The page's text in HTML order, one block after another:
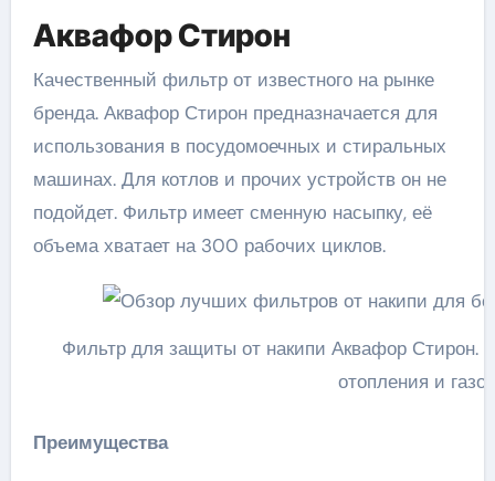
Аквафор Стирон
Качественный фильтр от известного на рынке
бренда. Аквафор Стирон предназначается для
использования в посудомоечных и стиральных
машинах. Для котлов и прочих устройств он не
подойдет. Фильтр имеет сменную насыпку, её
объема хватает на 300 рабочих циклов.
Фильтр для защиты от накипи Аквафор
отопления и
Преимущества